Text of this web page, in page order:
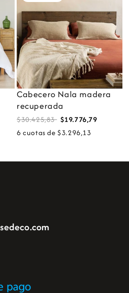
Cabecero Nala madera
recuperada
$30.425,83 $19.776,79
6 cuotas de $3.296,13